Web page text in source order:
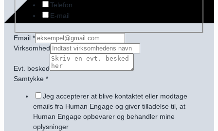
Telefon
E-mail
Email *
Virksomhed
Evt. besked
Samtykke *
Jeg accepterer at blive kontaktet eller modtage
emails fra Human Engage og giver tilladelse til, at
Human Engage opbevarer og behandler mine
oplysninger